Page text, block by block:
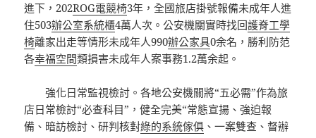
進下，202ROG電競椅3年，全國旅店掛號報備未成年人進
住503辦公室系統櫃4萬人次。公安機關實時找回護脊工學
椅離家出走等情形未成年人990辦公家具0余名，勝利防范
各幸福空間類損害未成年人案事務1.2萬余起。
強化日常監視檢討。各地公安機關將“五必需”作為旅
店日常檢討“必查科目”，健全完美“常態宣揚、強迫報
備、暗訪檢討、研判核對綠的系統傢俱 、一案雙查、督辦